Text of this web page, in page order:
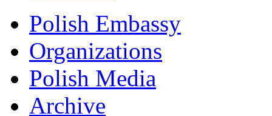
Polish Embassy
Organizations
Polish Media
Archive